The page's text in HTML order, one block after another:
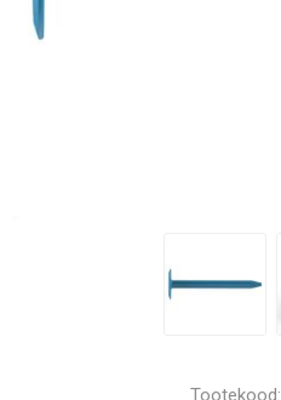
Tootekood: